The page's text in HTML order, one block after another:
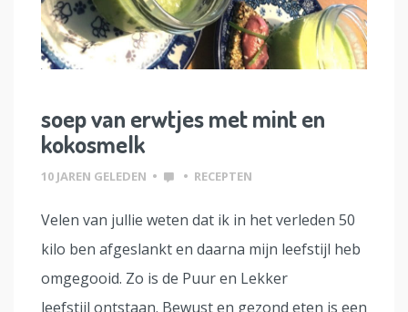
soep van erwtjes met mint en
kokosmelk
10 JAREN GELEDEN • • RECEPTEN
Velen van jullie weten dat ik in het verleden 50
kilo ben afgeslankt en daarna mijn leefstijl heb
omgegooid. Zo is de Puur en Lekker
leefstijl ontstaan. Bewust en gezond eten is een